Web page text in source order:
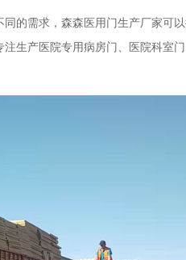
的需求， 森森 医用门生产厂家可
生产医院专用病房门、医院科室